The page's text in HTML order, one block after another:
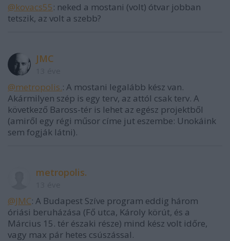
@kovacs55: neked a mostani (volt) ótvar jobban
tetszik, az volt a szebb?
JMC
@metropolis.: A mostani legalább kész van.
Akármilyen szép is egy terv, az attól csak terv. A
következő Baross-tér is lehet az egész projektből
(amiről egy régi műsor címe jut eszembe: Unokáink
sem fogják látni).
metropolis.
@JMC: A Budapest Szíve program eddig három
óriási beruházása (Fő utca, Károly körút, és a
Március 15. tér északi része) mind kész volt időre,
vagy max pár hetes csúszással.